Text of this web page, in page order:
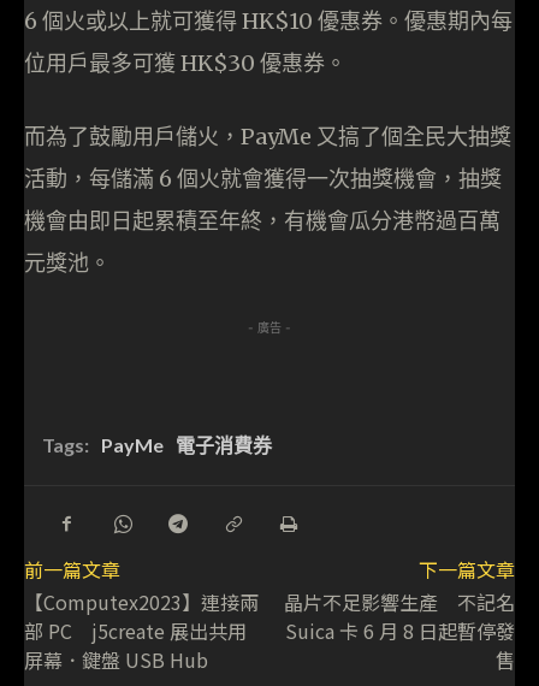
6 個火或以上就可獲得 HK$10 優惠券。優惠期內每
位用戶最多可獲 HK$30 優惠券。
而為了鼓勵用戶儲火，PayMe 又搞了個全民大抽獎
活動，每儲滿 6 個火就會獲得一次抽獎機會，抽獎
機會由即日起累積至年終，有機會瓜分港幣過百萬
元獎池。
- 廣告 -
Tags: PayMe 電子消費券
前一篇文章
【Computex2023】連接兩
部 PC j5create 展出共用
屏幕．鍵盤 USB Hub
下一篇文章
晶片不足影響生產 不記名
Suica 卡 6 月 8 日起暫停發
售